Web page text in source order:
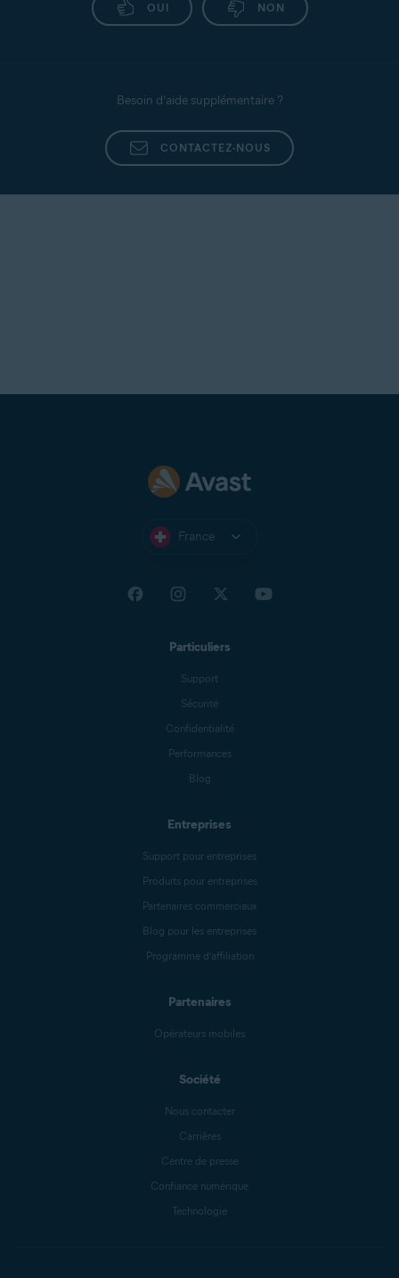
OUI NON
Besoin d’aide supplémentaire ?
CONTACTEZ-NOUS
France
Particuliers
Support
Sécurité
Confidentialité
Performances
Blog
Entreprises
Support pour entreprises
Produits pour entreprises
Partenaires commerciaux
Blog pour les entreprises
Programme d’affiliation
Partenaires
Opérateurs mobiles
Société
Nous contacter
Carrières
Centre de presse
Confiance numérique
Technologie